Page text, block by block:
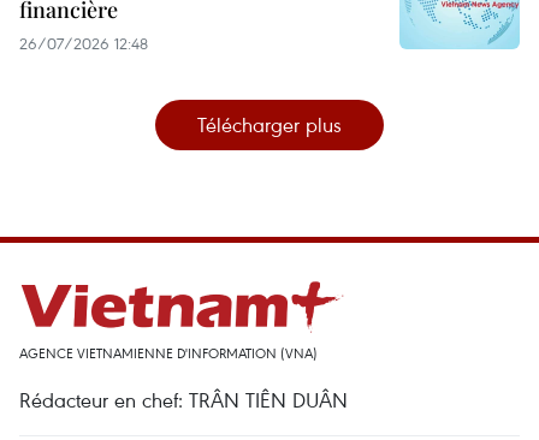
financière
26/07/2026 12:48
Télécharger plus
AGENCE VIETNAMIENNE D'INFORMATION (VNA)
Rédacteur en chef: TRÂN TIÊN DUÂN